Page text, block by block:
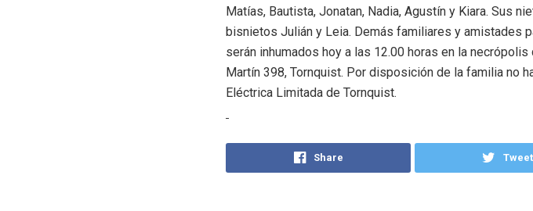
Matías, Bautista, Jonatan, Nadia, Agustín y Kiara. Sus
bisnietos Julián y Leia. Demás familiares y amistades
serán inhumados hoy a las 12.00 horas en la
Martín 398, Tornquist. Por disposición de la familia no
Eléctrica Limitada de Tornquist.
Share Tweet